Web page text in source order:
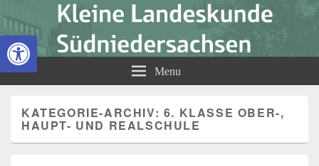
Open toolbar
Kleine Landeskunde
Südniedersachsen
Menu
KATEGORIE-ARCHIV: 6. KLASSE OBER-,
HAUPT- UND REALSCHULE